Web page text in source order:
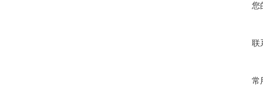
您
联
常